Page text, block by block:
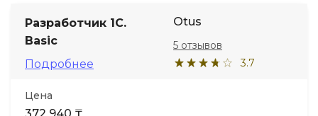
Разработчик 1С.
Basic
Подробнее
Otus
3.7
5 отзывов
Цена